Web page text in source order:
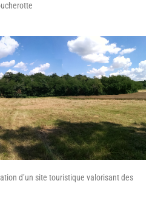
d’un site touristique valorisant des